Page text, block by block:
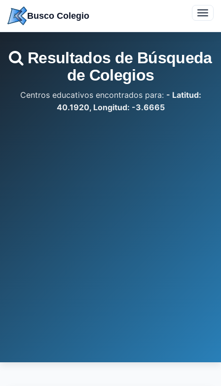
contenido
Busco Colegio
Resultados de Búsqueda
de Colegios
Centros educativos encontrados para: - Latitud:
40.1920, Longitud: -3.6665